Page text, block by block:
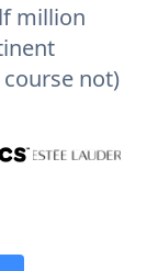
million
not)